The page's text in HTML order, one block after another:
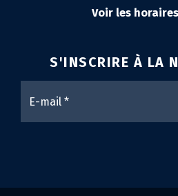
Voir les horaires
S'INSCRIRE À LA